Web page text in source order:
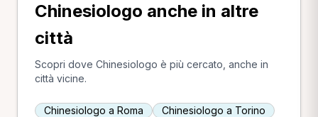
Chinesiologo anche in altre
città
Scopri dove Chinesiologo è più cercato, anche in
città vicine.
Chinesiologo a Roma
Chinesiologo a Torino